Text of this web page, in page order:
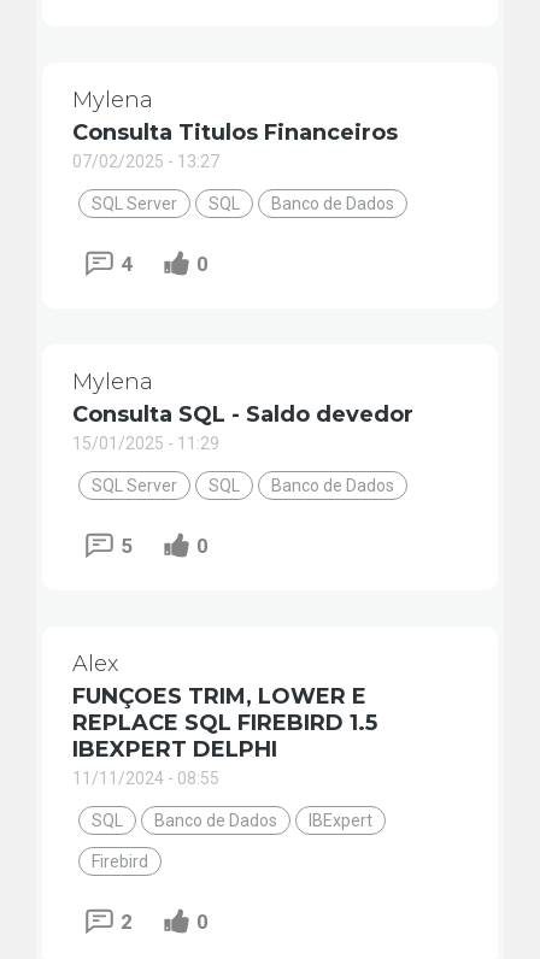
Mylena
Consulta Titulos Financeiros
07/02/2025 - 13:27
SQL Server SQL Banco de Dados
4 0
Mylena
Consulta SQL - Saldo devedor
15/01/2025 - 11:29
SQL Server SQL Banco de Dados
5 0
Alex
FUNÇOES TRIM, LOWER E
REPLACE SQL FIREBIRD 1.5
IBEXPERT DELPHI
11/11/2024 - 08:55
SQL Banco de Dados IBExpert
Firebird
2 0